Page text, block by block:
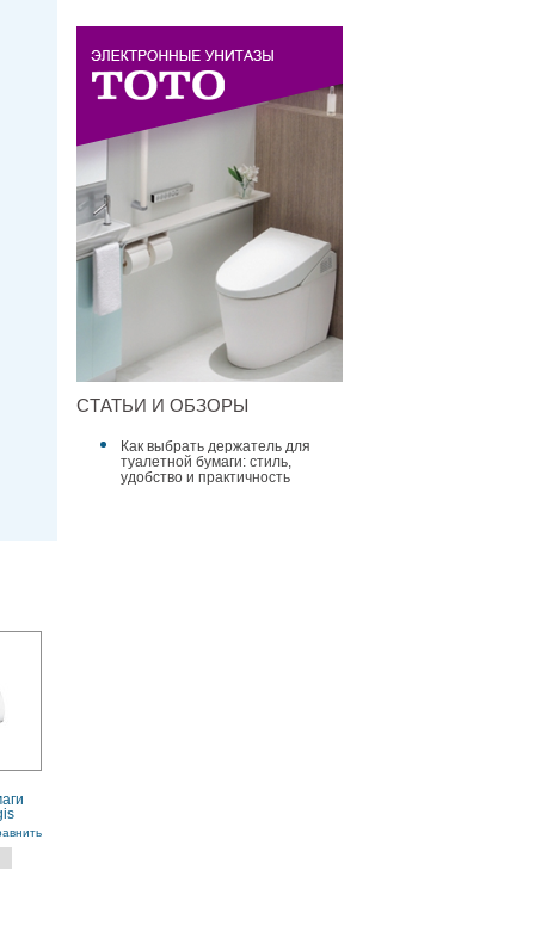
СТАТЬИ И ОБЗОРЫ
Как выбрать держатель для
туалетной бумаги: стиль,
удобство и практичность